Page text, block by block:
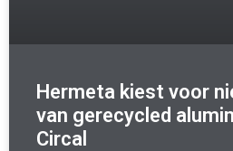
Hermeta kiest voor
van gerecycled
Circal